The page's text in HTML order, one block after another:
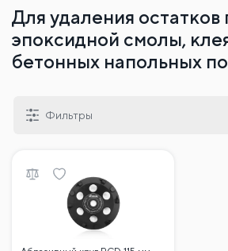
Для удаления
эпоксидной смолы,
бетонных напольных
Фильтры